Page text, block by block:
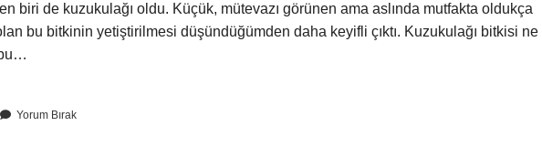
biri de kuzukulağı oldu. Küçük, mütevazı görünen ama aslında mutfakta oldukça
bu bitkinin yetiştirilmesi düşündüğümden daha keyifli çıktı. Kuzukulağı bitkisi ne
Yorum Bırak